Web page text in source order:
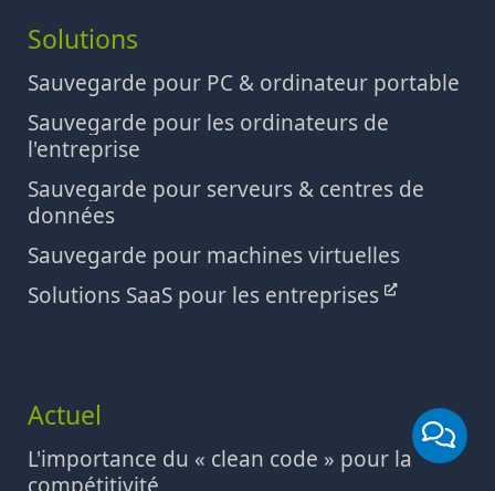
Solutions
Sauvegarde pour PC & ordinateur portable
Sauvegarde pour les ordinateurs de
l'entreprise
Sauvegarde pour serveurs & centres de
données
Sauvegarde pour machines virtuelles
Solutions SaaS pour les entreprises
Actuel
L'importance du « clean code » pour la
compétitivité